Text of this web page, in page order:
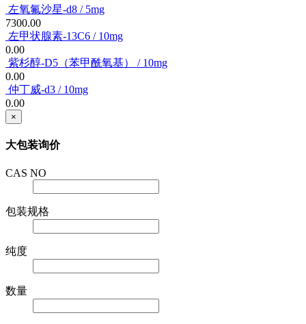
左氧氟沙星-d8 / 5mg
7300.00
左甲状腺素-13C6 / 10mg
0.00
紫杉醇-D5（苯甲酰氧基） / 10mg
0.00
仲丁威-d3 / 10mg
0.00
×
大包装询价
CAS NO
包装规格
纯度
数量